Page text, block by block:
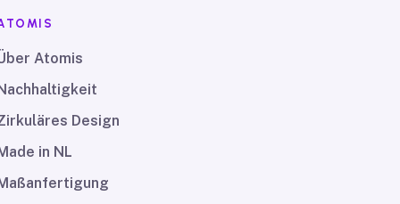
Atomis
Nachhaltigkeit
Design
Made in NL
Maßanfertigung